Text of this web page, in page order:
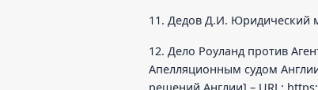
11. Дедов Д.И. Юридический
12. Дело Роуланд против
Апелляционным судом